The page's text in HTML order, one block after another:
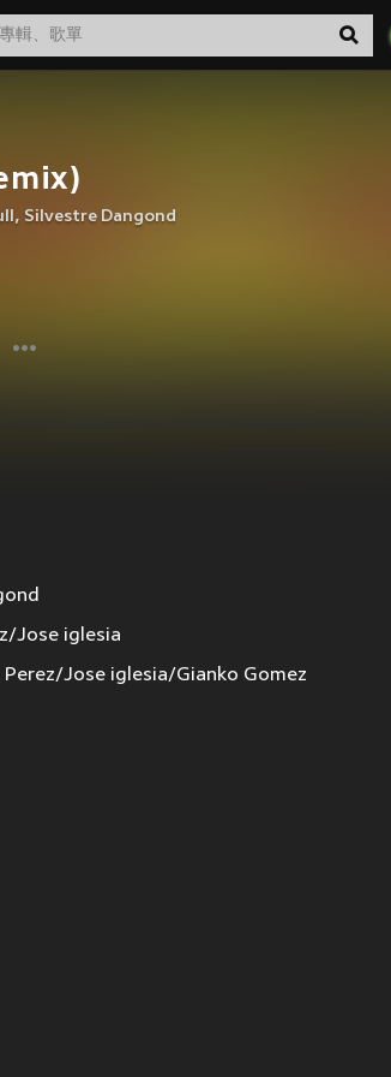
, Silvestre Dangond
Jose iglesia
Jose iglesia/Gianko Gomez